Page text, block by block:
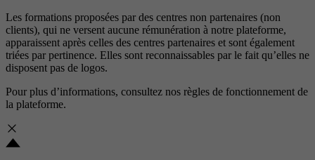
Les formations proposées par des centres non partenaires (non
clients), qui ne versent aucune rémunération à notre plateforme,
apparaissent après celles des centres partenaires et sont également
triées par pertinence. Elles sont reconnaissables par le fait qu’elles ne
disposent pas de logos.
Pour plus d’informations, consultez nos règles de fonctionnement de
la plateforme.